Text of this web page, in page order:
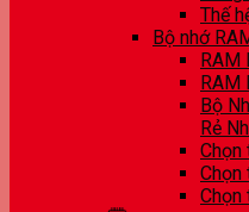
Thế
Bộ nhớ
RAM
RAM
Bộ
Rẻ
Chọn
Chọn
Chọn